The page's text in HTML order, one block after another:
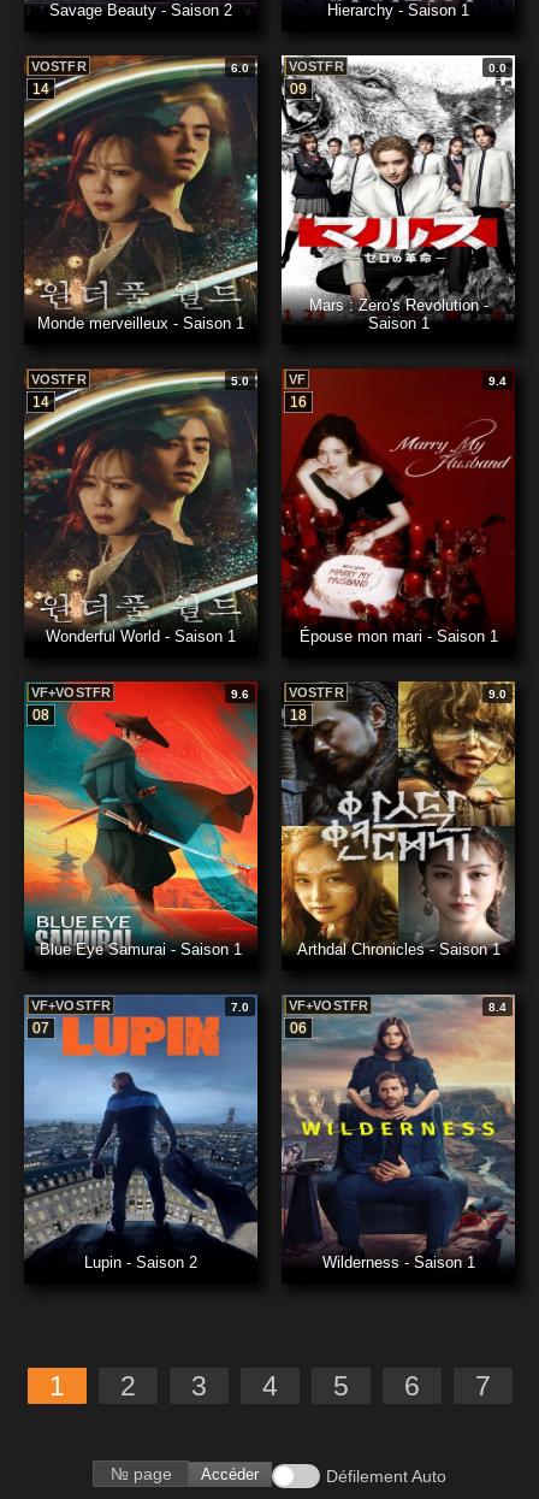
Savage Beauty - Saison 2 Hierarchy - Saison 1
VOSTFR 6.0
14
Monde merveilleux - Saison 1
VOSTFR 0.0
09
Mars : Zero's Revolution -
Saison 1
VOSTFR 5.0
14
Wonderful World - Saison 1
VF 9.4
16
Épouse mon mari - Saison 1
VF+VOSTFR 9.6
08
Blue Eye Samurai - Saison 1
VOSTFR 9.0
18
Arthdal Chronicles - Saison 1
VF+VOSTFR 7.0
07
Lupin - Saison 2
VF+VOSTFR 8.4
06
Wilderness - Saison 1
1 2 3 4 5 6 7
Accéder Défilement Auto